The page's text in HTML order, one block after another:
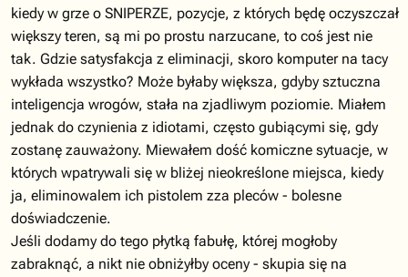
kiedy w grze o SNIPERZE, pozycje, z których będę oczyszczał
większy teren, są mi po prostu narzucane, to coś jest nie
tak. Gdzie satysfakcja z eliminacji, skoro komputer na tacy
wykłada wszystko? Może byłaby większa, gdyby sztuczna
inteligencja wrogów, stała na zjadliwym poziomie. Miałem
jednak do czynienia z idiotami, często gubiącymi się, gdy
zostanę zauważony. Miewałem dość komiczne sytuacje, w
których wpatrywali się w bliżej nieokreślone miejsca, kiedy
ja, eliminowalem ich pistolem zza pleców - bolesne
doświadczenie.
Jeśli dodamy do tego płytką fabułę, której mogłoby
zabraknąć, a nikt nie obniżyłby oceny - skupia się na